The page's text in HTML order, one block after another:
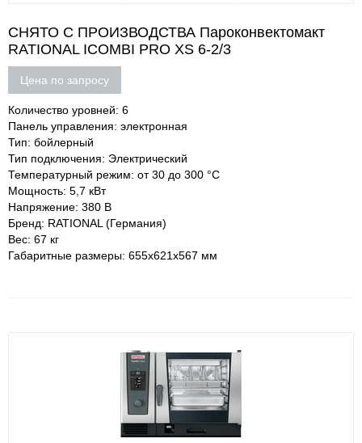
СНЯТО С ПРОИЗВОДСТВА Пароконвектомакт
RATIONAL ICOMBI PRO XS 6-2/3
Цена по запросу
Количество уровней: 6
Панель управления: электронная
Тип: бойлерный
Тип подключения: Электрический
Температурный режим: от 30 до 300 °С
Мощность: 5,7 кВт
Напряжение: 380 В
Бренд: RATIONAL (Германия)
Вес: 67 кг
Габаритные размеры: 655х621х567 мм